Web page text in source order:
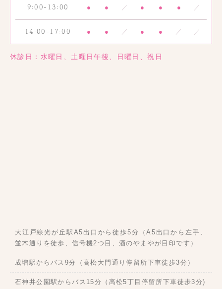
9:00-13:00 ● ● ／ ● ● ● ／
14:00-17:00 ● ● ／ ● ● ／ ／
休診日：水曜日、土曜日午後、日曜日、祝日
大江戸線光が丘駅A5出口から徒歩5分（A5出口から左手、
並木通りを徒歩、信号機2つ目、酒のやまやが目印です）
成増駅からバス9分（高松大門通り停留所下車徒歩3分）
石神井公園駅からバス15分（高松5丁目停留所下車徒歩3分)